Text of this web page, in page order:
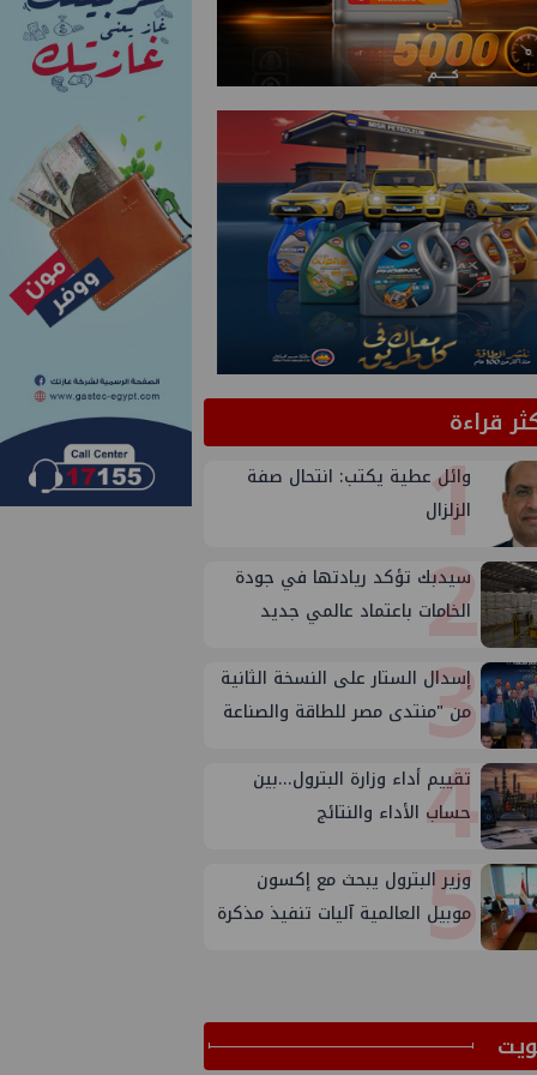
قراءة
1
وائل عطية يكتب: انتحال صفة
الزلزال
2
سيدبك تؤكد ريادتها في جودة
الخامات باعتماد عالمي جديد
3
إسدال الستار على النسخة الثانية
من "منتدى مصر للطاقة والصناعة
4
تقييم أداء وزارة البترول...بين
حساب الأداء والنتائج
5
وزير البترول يبحث مع إكسون
موبيل العالمية آليات تنفيذ مذكرة